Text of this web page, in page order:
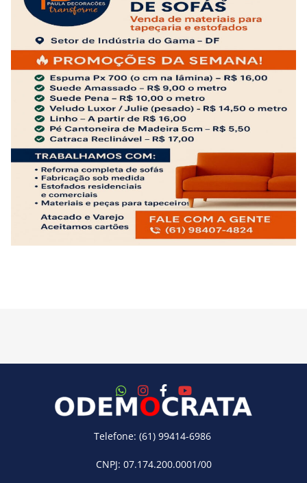
Telefone: (61) 99414-6986
CNPJ: 07.174.200.0001/00